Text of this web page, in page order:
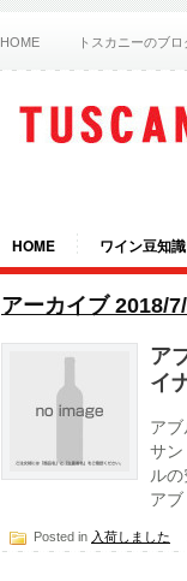
HOME トスカニーのブ
HOME ワイン豆知識
アーカイブ 2018/
ア
イ
ア
サ
ル
ア
Posted in 入荷しました